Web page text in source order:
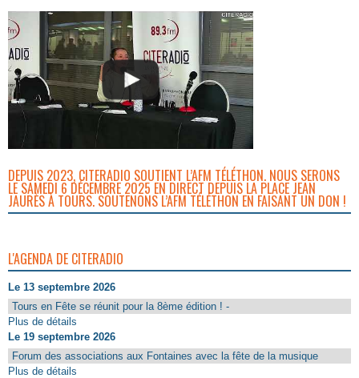
DEPUIS 2023, CITERADIO SOUTIENT L’AFM TÉLÉTHON. NOUS SERONS
LE SAMEDI 6 DÉCEMBRE 2025 EN DIRECT DEPUIS LA PLACE JEAN
JAURÈS À TOURS. SOUTENONS L’AFM TÉLÉTHON EN FAISANT UN DON !
L'AGENDA DE CITERADIO
Le 13 septembre 2026
Tours en Fête se réunit pour la 8ème édition ! -
Plus de détails
Le 19 septembre 2026
Forum des associations aux Fontaines avec la fête de la musique
Plus de détails